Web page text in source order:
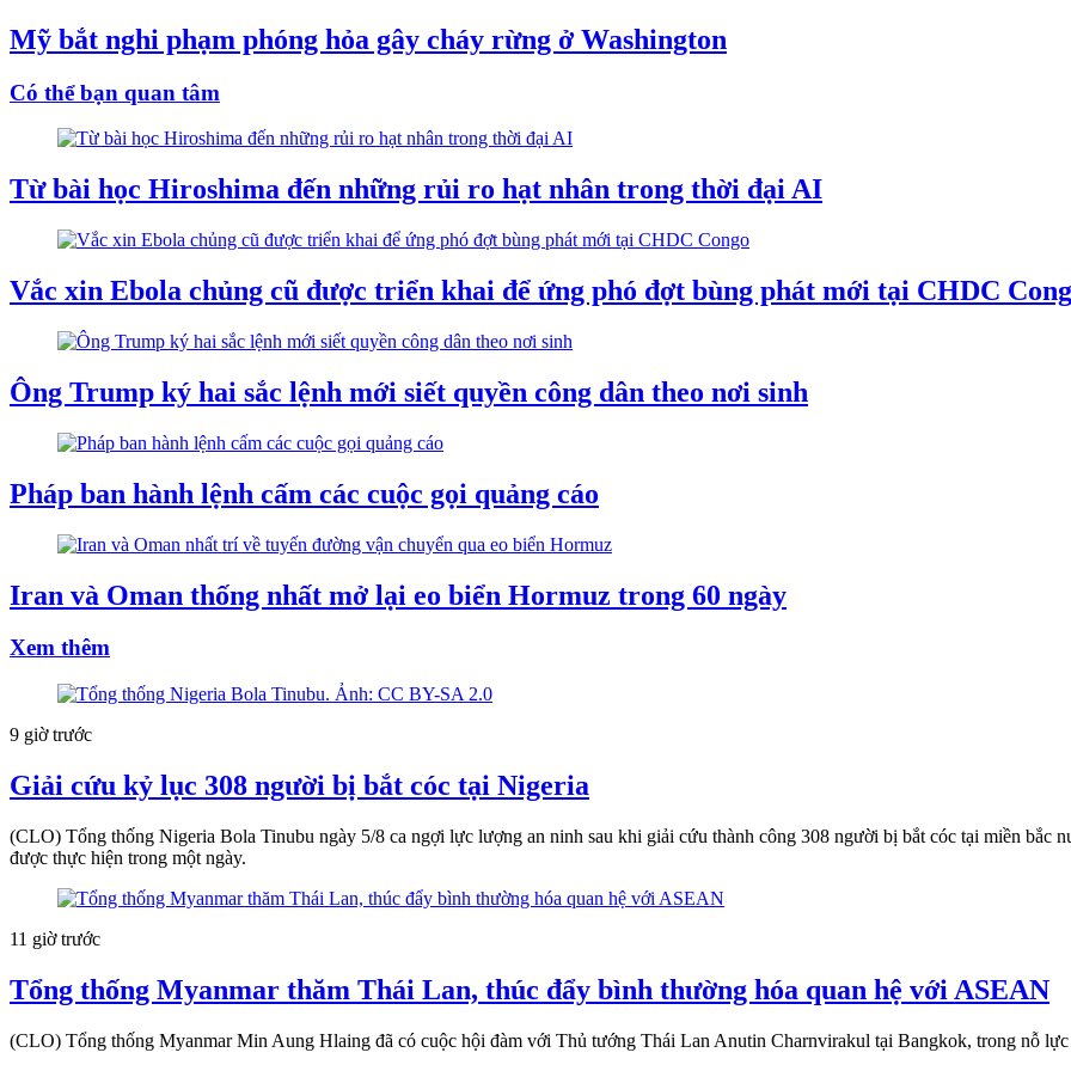
Mỹ bắt nghi phạm phóng hỏa gây cháy rừng ở Washington
Có thể bạn quan tâm
Từ bài học Hiroshima đến những rủi ro hạt nhân trong thời đại AI
Vắc xin Ebola chủng cũ được triển khai để ứng phó đợt bùng phát mới tại CHDC
Ông Trump ký hai sắc lệnh mới siết quyền công dân theo nơi sinh
Pháp ban hành lệnh cấm các cuộc gọi quảng cáo
Iran và Oman thống nhất mở lại eo biển Hormuz trong 60 ngày
Xem thêm
9 giờ trước
Giải cứu kỷ lục 308 người bị bắt cóc tại Nigeria
(CLO) Tổng thống Nigeria Bola Tinubu ngày 5/8 ca ngợi lực lượng an ninh sau khi giải cứu thành công 308 người bị bắt cóc tại miền bắc
được thực hiện trong một ngày.
11 giờ trước
Tổng thống Myanmar thăm Thái Lan, thúc đẩy bình thường hóa quan hệ với ASEAN
(CLO) Tổng thống Myanmar Min Aung Hlaing đã có cuộc hội đàm với Thủ tướng Thái Lan Anutin Charnvirakul tại Bangkok, trong nỗ